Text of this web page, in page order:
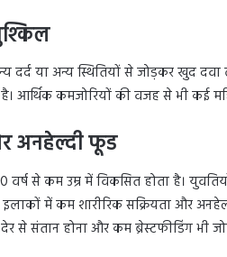
या अन्य स्थितियों से जोड़कर खुद
आर्थिक कमजोरियों की वजह से भी कई
अनहेल्दी फूड
से कम उम्र में विकसित होता है।
में कम शारीरिक सक्रियता और
से संतान होना और कम ब्रेस्टफीडिंग भी